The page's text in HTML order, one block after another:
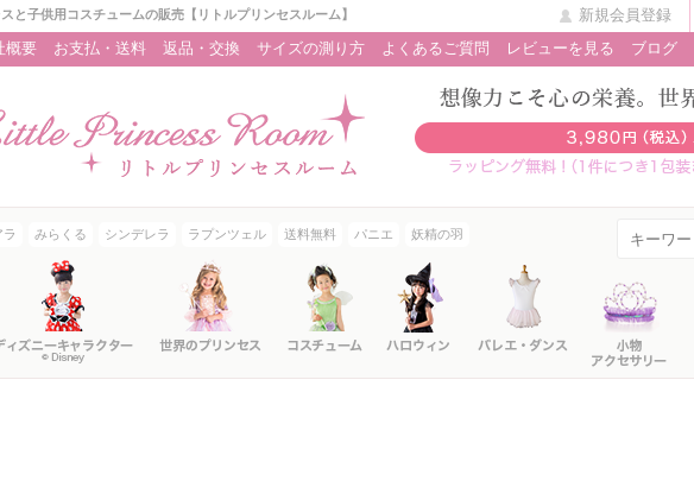
と子供用コスチュームの販売【リトルプリンセスルーム】 新規会員登録
概要 お支払・送料 返品・交換 サイズの測り方 よくあるご質問 レビューを見る ブログ
ラ みらくる シンデレラ ラプンツェル 送料無料 パニエ 妖精の羽